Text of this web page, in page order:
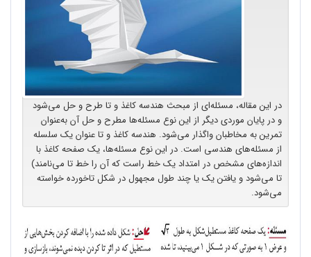
در این مقاله، مسئله‌ای از مبحث هندسه کاغذ و تا طرح و حل می‌شود
و در پایان موردی دیگر از این نوع مسئله‌ها مطرح و حل آن به‌عنوان
تمرین به مخاطبان واگذار می‌شود. هندسه کاغذ و تا عنوان یک سلسله
از مسئله‌های هندسی است. در این نوع مسئله‌ها، یک صفحه کاغذ با
اندازه‌های مشخص در امتداد یک خط راست که آن را خط تا می‌نامند)
تا می‌شود و یافتن یک یا چند طول مجهول در شکل تاخورده خواسته
می‌شود.